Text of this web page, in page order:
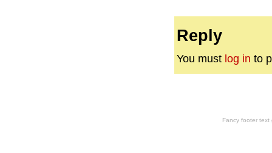
Reply
You must log in to
Fancy footer